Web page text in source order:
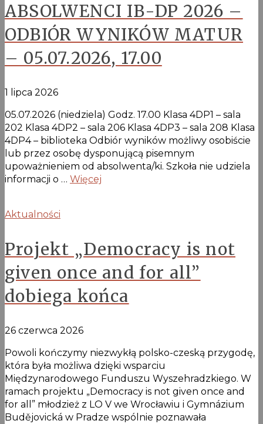
ABSOLWENCI IB-DP 2026 –
ODBIÓR WYNIKÓW MATUR
– 05.07.2026, 17.00
1 lipca 2026
05.07.2026 (niedziela) Godz. 17.00 Klasa 4DP1 – sala
202 Klasa 4DP2 – sala 206 Klasa 4DP3 – sala 208 Klasa
4DP4 – biblioteka Odbiór wyników możliwy osobiście
lub przez osobę dysponującą pisemnym
upoważnieniem od absolwenta/ki. Szkoła nie udziela
informacji o … Więcej
Aktualności
Projekt „Democracy is not
given once and for all”
dobiega końca
26 czerwca 2026
Powoli kończymy niezwykłą polsko-czeską przygodę,
która była możliwa dzięki wsparciu
Międzynarodowego Funduszu Wyszehradzkiego. W
ramach projektu „Democracy is not given once and
for all” młodzież z LO V we Wrocławiu i Gymnázium
Budějovická w Pradze wspólnie poznawała